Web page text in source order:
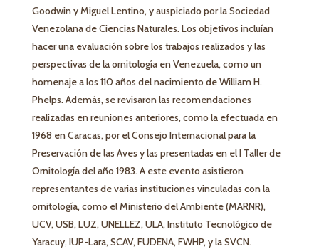
Goodwin y Miguel Lentino, y auspiciado por la Sociedad
Venezolana de Ciencias Naturales. Los objetivos incluían
hacer una evaluación sobre los trabajos realizados y las
perspectivas de la ornitología en Venezuela, como un
homenaje a los 110 años del nacimiento de William H.
Phelps. Además, se revisaron las recomendaciones
realizadas en reuniones anteriores, como la efectuada en
1968 en Caracas, por el Consejo Internacional para la
Preservación de las Aves y las presentadas en el I Taller de
Ornitología del año 1983. A este evento asistieron
representantes de varias instituciones vinculadas con la
ornitología, como el Ministerio del Ambiente (MARNR),
UCV, USB, LUZ, UNELLEZ, ULA, Instituto Tecnológico de
Yaracuy, IUP-Lara, SCAV, FUDENA, FWHP, y la SVCN.